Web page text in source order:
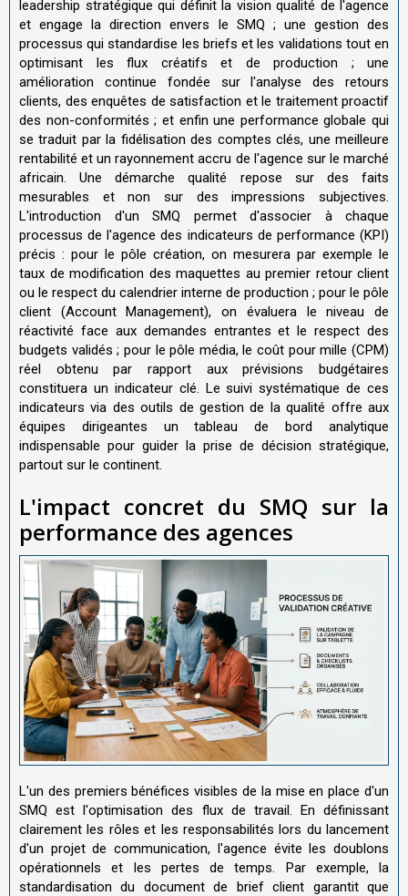
leadership stratégique qui définit la vision qualité de l'agence
et engage la direction envers le SMQ ; une gestion des
processus qui standardise les briefs et les validations tout en
optimisant les flux créatifs et de production ; une
amélioration continue fondée sur l'analyse des retours
clients, des enquêtes de satisfaction et le traitement proactif
des non-conformités ; et enfin une performance globale qui
se traduit par la fidélisation des comptes clés, une meilleure
rentabilité et un rayonnement accru de l'agence sur le marché
africain. Une démarche qualité repose sur des faits
mesurables et non sur des impressions subjectives.
L'introduction d'un SMQ permet d'associer à chaque
processus de l'agence des indicateurs de performance (KPI)
précis : pour le pôle création, on mesurera par exemple le
taux de modification des maquettes au premier retour client
ou le respect du calendrier interne de production ; pour le pôle
client (Account Management), on évaluera le niveau de
réactivité face aux demandes entrantes et le respect des
budgets validés ; pour le pôle média, le coût pour mille (CPM)
réel obtenu par rapport aux prévisions budgétaires
constituera un indicateur clé. Le suivi systématique de ces
indicateurs via des outils de gestion de la qualité offre aux
équipes dirigeantes un tableau de bord analytique
indispensable pour guider la prise de décision stratégique,
partout sur le continent.
L'impact concret du SMQ sur la
performance des agences
L'un des premiers bénéfices visibles de la mise en place d'un
SMQ est l'optimisation des flux de travail. En définissant
clairement les rôles et les responsabilités lors du lancement
d'un projet de communication, l'agence évite les doublons
opérationnels et les pertes de temps. Par exemple, la
standardisation du document de brief client garantit que